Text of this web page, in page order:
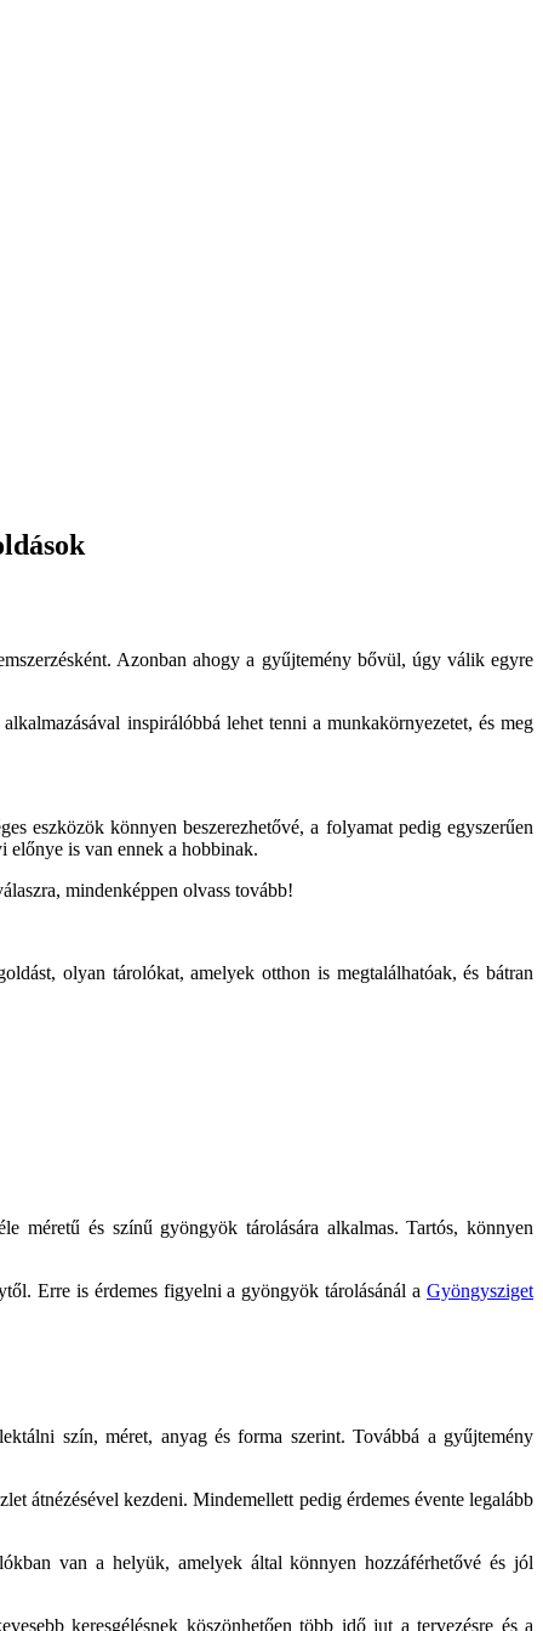
Azonban ahogy a gyűjtemény bővül, úgy válik egyre
inspirálóbbá lehet tenni a munkakörnyezetet, és meg
eszközök könnyen beszerezhetővé, a folyamat pedig egyszerűen
előnye is van ennek a hobbinak.
mindenképpen olvass tovább!
olyan tárolókat, amelyek otthon is megtalálhatóak, és bátran
méretű és színű gyöngyök tárolására alkalmas. Tartós, könnyen
Erre is érdemes figyelni a gyöngyök tárolásánál a Gyöngysziget
szín, méret, anyag és forma szerint. Továbbá a gyűjtemény
átnézésével kezdeni. Mindemellett pedig érdemes évente legalább
van a helyük, amelyek által könnyen hozzáférhetővé és jól
keresgélésnek köszönhetően több idő jut a tervezésre és a